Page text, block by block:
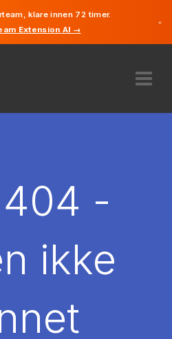
klare innen 72 timer.
Extension AI →
×
-
ikke